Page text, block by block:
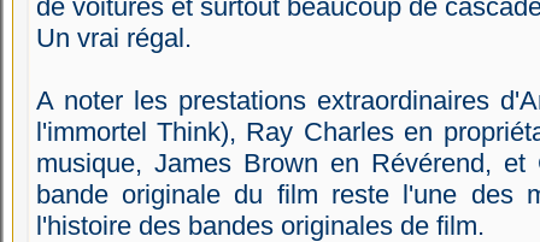
de voitures et surtout beaucoup de
Un vrai régal.
A noter les prestations extraordinaires
l'immortel Think), Ray Charles en
musique, James Brown en Révérend,
bande originale du film reste l'une des
l'histoire des bandes originales de film.